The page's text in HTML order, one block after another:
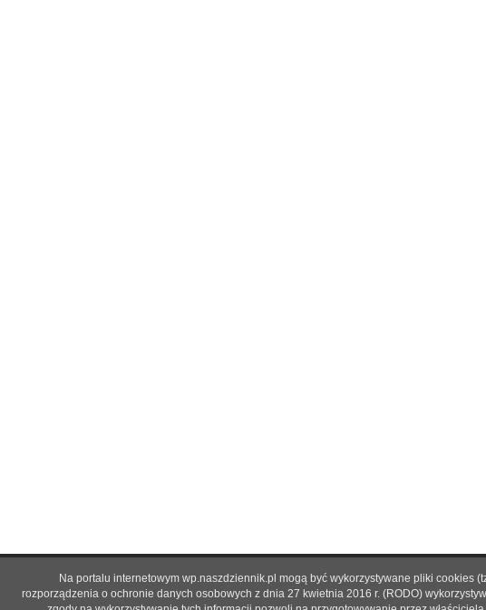
Na portalu internetowym wp.naszdziennik.pl mogą być wykorzystywane pliki cookies
rozporządzenia o ochronie danych osobowych z dnia 27 kwietnia 2016 r. (RODO)